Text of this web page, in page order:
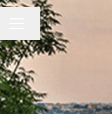
CAREER MENU
Share page